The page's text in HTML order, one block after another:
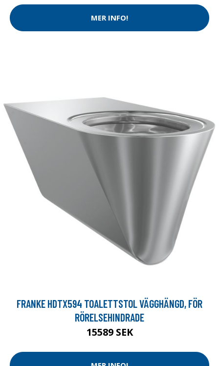
MER INFO!
FRANKE HDTX594 TOALETTSTOL VÄGGHÄNGD, FÖR
RÖRELSEHINDRADE
15589 SEK